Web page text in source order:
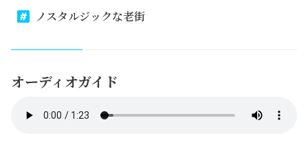
ノスタルジックな老街
オーディオガイド